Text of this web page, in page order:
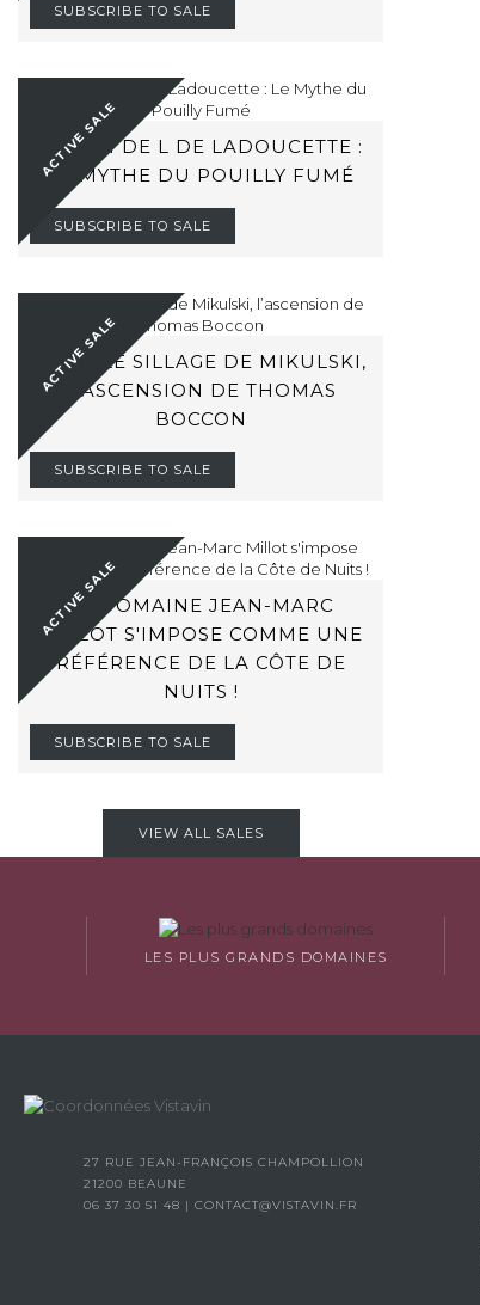
SUBSCRIBE TO SALE
BARON DE L DE LADOUCETTE :
LE MYTHE DU POUILLY FUMÉ
SUBSCRIBE TO SALE
ACTIVE SALE
DANS LE SILLAGE DE MIKULSKI,
L’ASCENSION DE THOMAS
BOCCON
SUBSCRIBE TO SALE
ACTIVE SALE
LE DOMAINE JEAN-MARC
MILLOT S'IMPOSE COMME UNE
RÉFÉRENCE DE LA CÔTE DE
NUITS !
SUBSCRIBE TO SALE
ACTIVE SALE
VIEW ALL SALES
LES PLUS GRANDS DOMAINES
27 RUE JEAN-FRANÇOIS CHAMPOLLION
21200 BEAUNE
06 37 30 51 48 | CONTACT@VISTAVIN.FR